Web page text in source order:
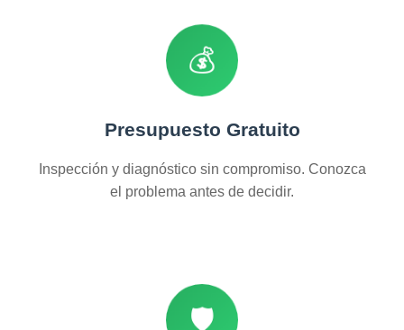
💰
Presupuesto Gratuito
Inspección y diagnóstico sin compromiso. Conozca
el problema antes de decidir.
🛡️